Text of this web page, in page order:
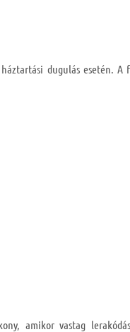
dugulás esetén. A
amikor vastag